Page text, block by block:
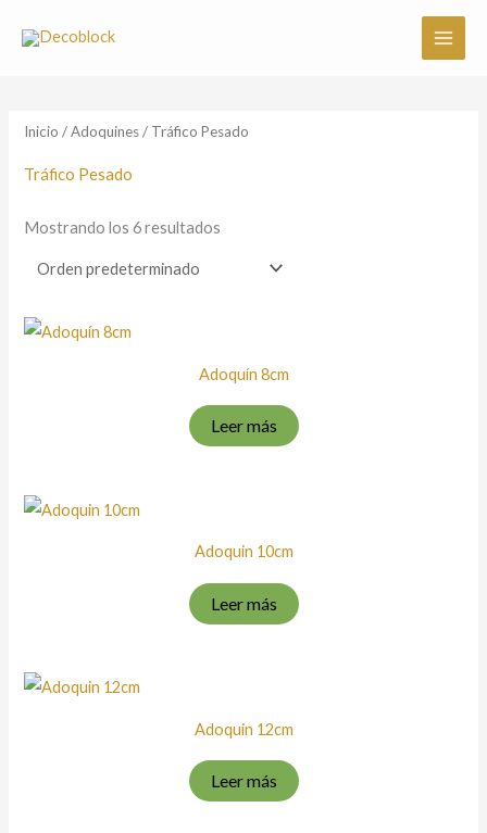
Inicio /Adoquines/ Tráfico Pesado
Tráfico Pesado
Mostrando los 6 resultados
Adoquín 8cm
Leer más
Adoquin 10cm
Leer más
Adoquin 12cm
Leer más